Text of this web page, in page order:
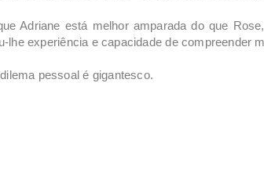
Adriane está melhor amparada do que
lhe experiência e capacidade de compreender
pessoal é gigantesco.